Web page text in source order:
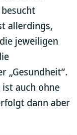
allerdings,
jeweiligen
„Gesundheit“.
ist auch ohne
dann aber